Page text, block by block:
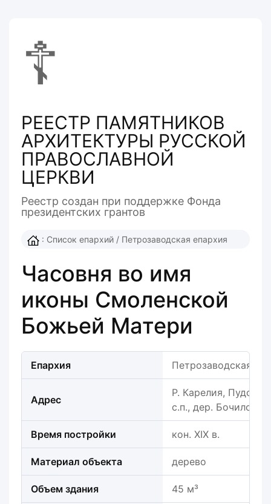
☦
РЕЕСТР ПАМЯТНИКОВ
АРХИТЕКТУРЫ РУССКОЙ
ПРАВОСЛАВНОЙ
ЦЕРКВИ
Реестр создан при поддержке Фонда
президентcких грантов
: Список епархий / Петрозаводская епархия
Часовня во имя
иконы Смоленской
Божьей Матери
Епархия Петрозаводская
Адрес
Р. Карелия,
с.п., дер. Бочилово
Время постройки кон. XIX в.
Материал объекта дерево
Объем здания 45 м³